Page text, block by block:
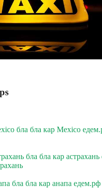
бла бла кар Mexico
бла бла кар
бла бла кар анапа